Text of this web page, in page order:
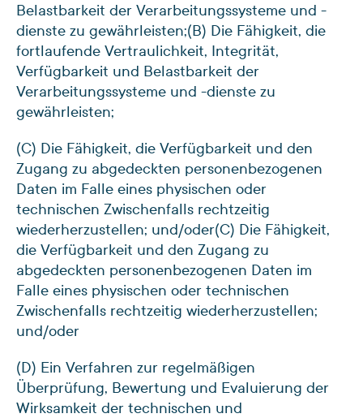
Belastbarkeit der Verarbeitungssysteme und -
dienste zu gewährleisten;(B) Die Fähigkeit, die
fortlaufende Vertraulichkeit, Integrität,
Verfügbarkeit und Belastbarkeit der
Verarbeitungssysteme und -dienste zu
gewährleisten;
(C) Die Fähigkeit, die Verfügbarkeit und den
Zugang zu abgedeckten personenbezogenen
Daten im Falle eines physischen oder
technischen Zwischenfalls rechtzeitig
wiederherzustellen; und/oder(C) Die Fähigkeit,
die Verfügbarkeit und den Zugang zu
abgedeckten personenbezogenen Daten im
Falle eines physischen oder technischen
Zwischenfalls rechtzeitig wiederherzustellen;
und/oder
(D) Ein Verfahren zur regelmäßigen
Überprüfung, Bewertung und Evaluierung der
Wirksamkeit der technischen und